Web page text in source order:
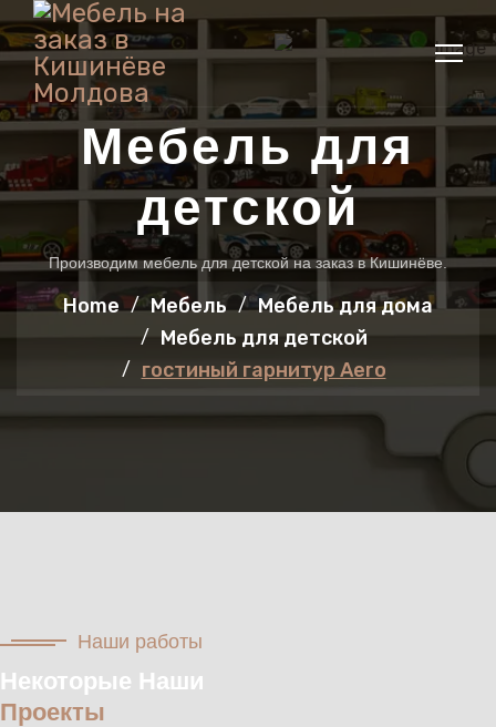
Мебель для
детской
Производим мебель для детской на заказ в Кишинёве.
Home Мебель
Мебель для дома
Мебель для детской
гостиный гарнитур Aero
Наши работы
Некоторые Наши
Проекты